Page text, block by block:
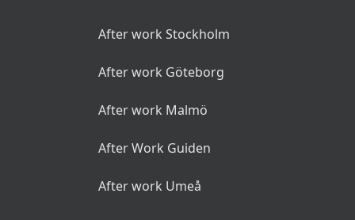
INFO
Bästa After Work ställen
på en plats.
innehålla reklamlänkar,
med asterisk (*).
POPULÄRA SÖKNINGAR